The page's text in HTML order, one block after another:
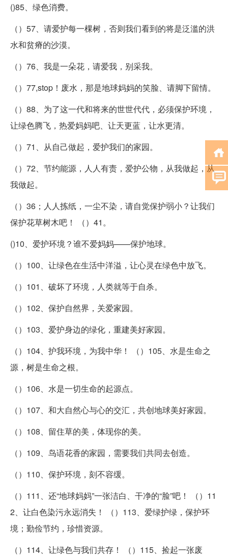
()85、绿色消费。
（）57、请爱护每一棵树，否则我们看到的将是泛滥的洪
水和贫瘠的沙漠。
（）76、我是一朵花，请爱我，别采我。
（）77,stop！废水，那是地球妈妈的笑脸、请脚下留情。
（）88、为了这一代和将来的世世代代，必须保护环境，
让绿色腾飞，热爱妈妈吧、让天更蓝，让水更清。
（）71、从自己做起，爱护我们的家园。
（）72、节约能源，人人有责，爱护公物，从我做起，从
我做起。
（）36；人人拣纸，一尘不染，请自觉保护弱小？让我们
保护花草树木吧！ （）41。
()10、爱护环境？谁不爱妈妈——保护地球。
（）100、让绿色在生活中洋溢，让心灵在绿色中放飞。
（）101、破坏了环境，人类就等于自杀。
（）102、保护自然界，关爱家园。
（）103、爱护身边的绿化，重建美好家园。
（）104、护我环境，为我中华！ （）105、水是生命之
源，树是生命之根。
（）106、水是一切生命的起源点。
（）107、和大自然心与心的交汇，共创地球美好家园。
（）108、留住草的美，体现你的美。
（）109、鸟语花香的家园，需要我们共同去创造。
（）110、保护环境，刻不容缓。
（）111、还“地球妈妈”一张洁白、干净的“脸”吧！ （）11
2、让白色染污永远消失！ （）113、爱绿护绿，保护环
境；勤俭节约，珍惜资源。
（）114、让绿色与我们共存！ （）115、捡起一张废